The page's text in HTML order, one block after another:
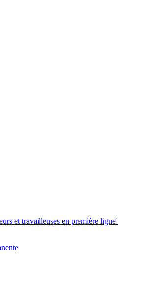
et travailleuses en première ligne!